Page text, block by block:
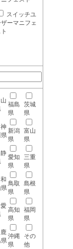
スイッチユ
ザーマニフェ
山
福島
県
茨城
県
神
新潟
県
富山
県
静
愛知
県
三重
県
和
鳥取
県
島根
県
愛
高知
県
福岡
県
鹿
県
沖縄
県
その
他